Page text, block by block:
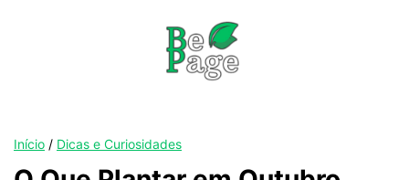
Início / Dicas e Curiosidades